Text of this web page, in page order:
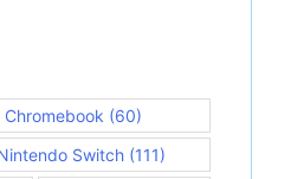
Chromebook (60)
Switch(111)